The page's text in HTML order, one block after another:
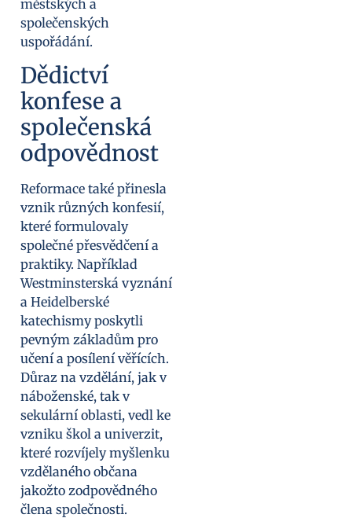
městských a
společenských
uspořádání.
Dědictví
konfese a
společenská
odpovědnost
Reformace také přinesla
vznik různých konfesií,
které formulovaly
společné přesvědčení a
praktiky. Například
Westminsterská vyznání
a Heidelberské
katechismy poskytli
pevným základům pro
učení a posílení věřících.
Důraz na vzdělání, jak v
náboženské, tak v
sekulární oblasti, vedl ke
vzniku škol a univerzit,
které rozvíjely myšlenku
vzdělaného občana
jakožto zodpovědného
člena společnosti.